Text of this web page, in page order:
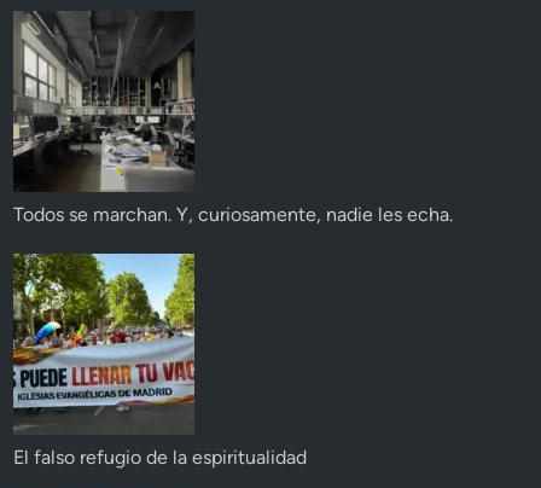
Todos se marchan. Y, curiosamente, nadie les echa.
El falso refugio de la espiritualidad